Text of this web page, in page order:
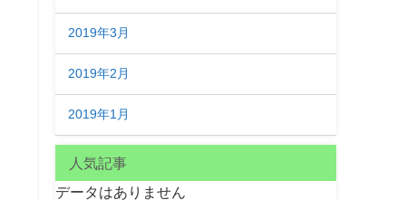
2019年3月
2019年2月
2019年1月
人気記事
データはありません